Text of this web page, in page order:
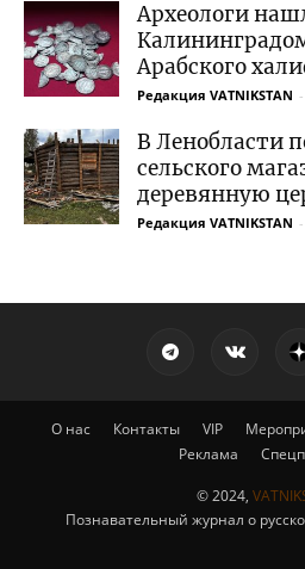
Археологи
Арабского
Редакция VATNIKSTAN -
В Ленобласти
сельского
деревянную
Редакция VATNIKSTAN -
О нас Контакты VIP
Реклама
© 2024,
Познавательный журнал о